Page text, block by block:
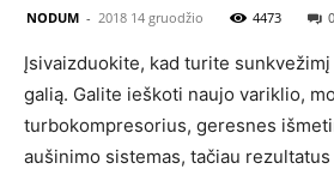
NODUM - 2018 14 gruodžio 4473 0
Įsivaizduokite, kad turite
galią. Galite ieškoti naujo variklio,
turbokompresorius, geresnes
aušinimo sistemas, tačiau